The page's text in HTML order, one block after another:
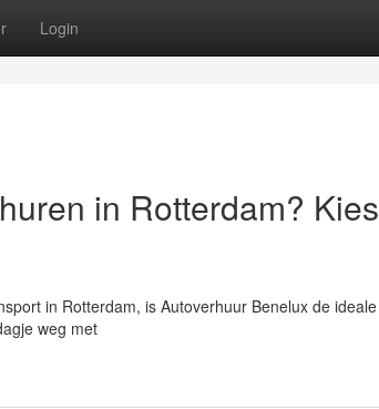
Login
in Rotterdam? Kies
in Rotterdam, is Autoverhuur Benelux de ideale
weg met